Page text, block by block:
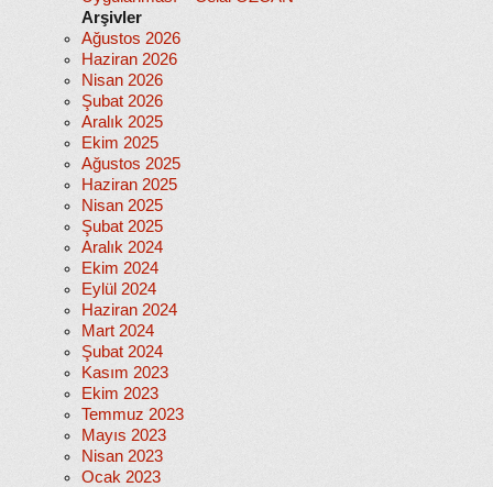
Arşivler
Ağustos 2026
Haziran 2026
Nisan 2026
Şubat 2026
Aralık 2025
Ekim 2025
Ağustos 2025
Haziran 2025
Nisan 2025
Şubat 2025
Aralık 2024
Ekim 2024
Eylül 2024
Haziran 2024
Mart 2024
Şubat 2024
Kasım 2023
Ekim 2023
Temmuz 2023
Mayıs 2023
Nisan 2023
Ocak 2023